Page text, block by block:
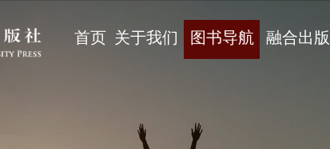
首页 关于我们 图书导航 融合出版